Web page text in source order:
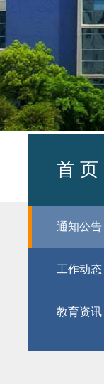
首 页
通知公告
工作动态
教育资讯